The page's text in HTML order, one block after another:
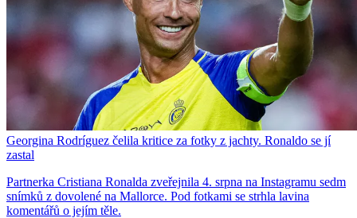
Georgina Rodríguez čelila kritice za fotky z jachty. Ronaldo se jí
zastal
Partnerka Cristiana Ronalda zveřejnila 4. srpna na Instagramu sedm
snímků z dovolené na Mallorce. Pod fotkami se strhla lavina
komentářů o jejím těle.